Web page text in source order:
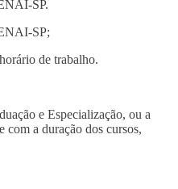
SP.
SP;
de trabalho.
e Especialização, ou a
com a duração dos cursos,